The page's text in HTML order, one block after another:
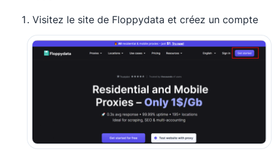
Visitez le site de Floppydata et créez un compte